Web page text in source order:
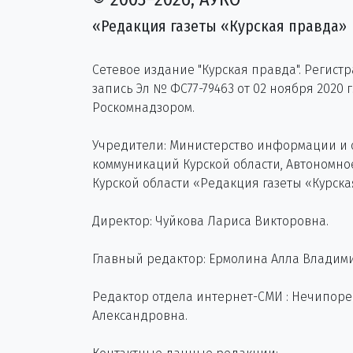
«Редакция газеты «Курская правда»
Сетевое издание "Курская правда".
запись Эл № ФС77-79463 от 02 ноября 2020
Роскомнадзором.
Учредители: Министерство информации и
коммуникаций Курской области,
Курской области «Редакция газеты
Директор: Чуйкова Лариса Викторовна.
Главный редактор: Ермолина Алла
Редактор отдела интернет-СМИ :
Александровна.